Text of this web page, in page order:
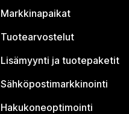
Markkinapaikat
Tuotearvostelut
Lisämyynti ja tuotepaketit
Sähköpostimarkkinointi
Hakukoneoptimointi